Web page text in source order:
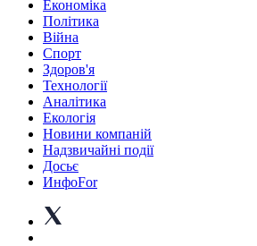
Економіка
Політика
Війна
Спорт
Здоров'я
Технології
Аналітика
Екологія
Новини компаній
Надзвичайні події
Досьє
ИнфоFor